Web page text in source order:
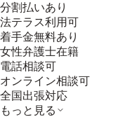
分割払いあり
法テラス利用可
着手金無料あり
女性弁護士在籍
電話相談可
オンライン相談可
全国出張対応
もっと見る